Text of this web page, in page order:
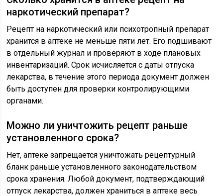
наркотический препарат?
Рецепт на наркотический или психотропный препарат
хранится в аптеке не меньше пяти лет. Его подшивают
в отдельный журнал и проверяют в ходе плановых
инвентаризаций. Срок исчисляется с даты отпуска
лекарства, в течение этого периода документ должен
быть доступен для проверки контролирующими
органами.
Можно ли уничтожить рецепт раньше
установленного срока?
Нет, аптеке запрещается уничтожать рецептурный
бланк раньше установленного законодательством
срока хранения. Любой документ, подтверждающий
отпуск лекарства, должен храниться в аптеке весь